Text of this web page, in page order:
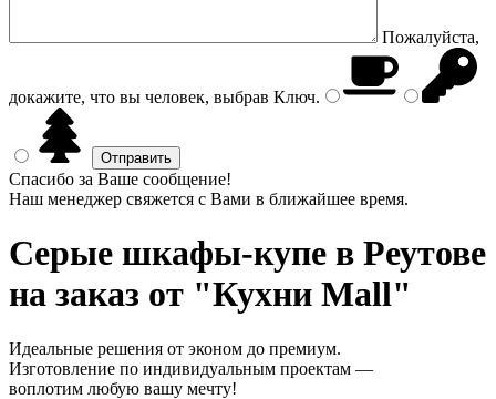
Пожалуйста,
докажите, что вы человек, выбрав Ключ.
Спасибо за Ваше сообщение!
Наш менеджер свяжется с Вами в ближайшее время.
Серые шкафы-купе в Реутове
на заказ от "Кухни Mall"
Идеальные решения от эконом до премиум.
Изготовление по индивидуальным проектам —
воплотим любую вашу мечту!